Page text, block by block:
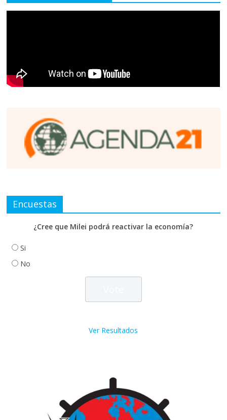
Encuestas
¿Cree que Milei podrá reactivar la economía?
Si
No
Ver Resultados